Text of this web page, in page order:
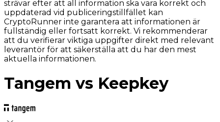
strävar efter att all information ska vara korrekt och
uppdaterad vid publiceringstillfället kan
CryptoRunner inte garantera att informationen är
fullständig eller fortsatt korrekt. Vi rekommenderar
att du verifierar viktiga uppgifter direkt med relevant
leverantör för att säkerställa att du har den mest
aktuella informationen.
Tangem vs Keepkey